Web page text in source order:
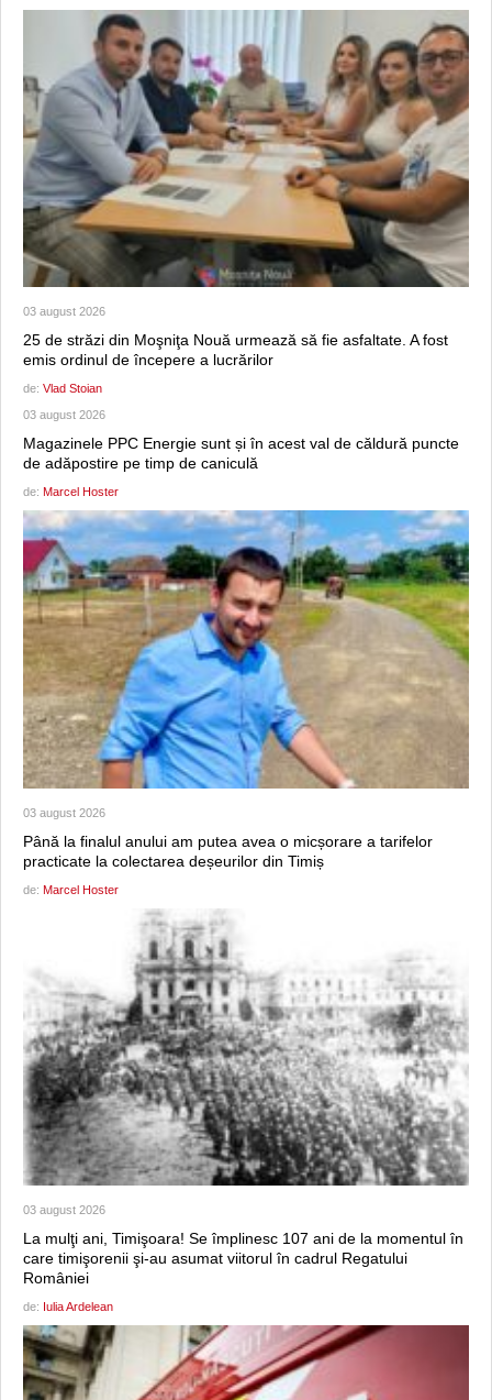
03 august 2026
25 de străzi din Moşniţa Nouă urmează să fie asfaltate. A fost
emis ordinul de începere a lucrărilor
de: Vlad Stoian
03 august 2026
Magazinele PPC Energie sunt și în acest val de căldură puncte
de adăpostire pe timp de caniculă
de: Marcel Hoster
03 august 2026
Până la finalul anului am putea avea o micșorare a tarifelor
practicate la colectarea deșeurilor din Timiș
de: Marcel Hoster
03 august 2026
La mulţi ani, Timişoara! Se împlinesc 107 ani de la momentul în
care timişorenii şi-au asumat viitorul în cadrul Regatului
României
de: Iulia Ardelean